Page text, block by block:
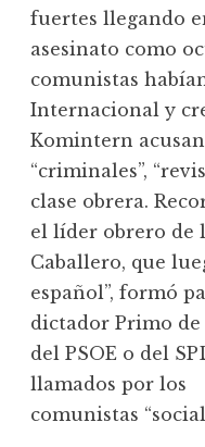
fuertes llegando
asesinato como
comunistas
Internacional y
Komintern
“criminales”,
clase obrera.
el líder obrero de
Caballero, que
español”, formó
dictador Primo de
del PSOE o del
llamados por los
comunistas